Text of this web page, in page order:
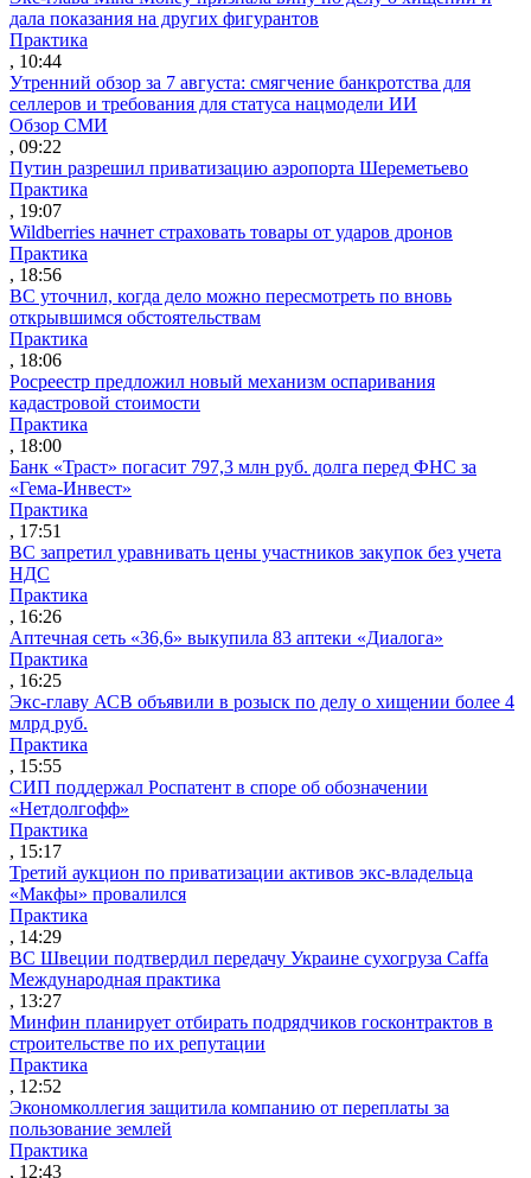
дала показания на других фигурантов
Практика
, 10:44
Утренний обзор за 7 августа: смягчение банкротства для
селлеров и требования для статуса нацмодели ИИ
Обзор СМИ
, 09:22
Путин разрешил приватизацию аэропорта Шереметьево
Практика
, 19:07
Wildberries начнет страховать товары от ударов дронов
Практика
, 18:56
ВС уточнил, когда дело можно пересмотреть по вновь
открывшимся обстоятельствам
Практика
, 18:06
Росреестр предложил новый механизм оспаривания
кадастровой стоимости
Практика
, 18:00
Банк «Траст» погасит 797,3 млн руб. долга перед ФНС за
«Гема-Инвест»
Практика
, 17:51
ВС запретил уравнивать цены участников закупок без учета
НДС
Практика
, 16:26
Аптечная сеть «36,6» выкупила 83 аптеки «Диалога»
Практика
, 16:25
Экс-главу АСВ объявили в розыск по делу о хищении более 4
млрд руб.
Практика
, 15:55
СИП поддержал Роспатент в споре об обозначении
«Нетдолгофф»
Практика
, 15:17
Третий аукцион по приватизации активов экс-владельца
«Макфы» провалился
Практика
, 14:29
ВС Швеции подтвердил передачу Украине сухогруза Caffa
Международная практика
, 13:27
Минфин планирует отбирать подрядчиков госконтрактов в
строительстве по их репутации
Практика
, 12:52
Экономколлегия защитила компанию от переплаты за
пользование землей
Практика
, 12:43